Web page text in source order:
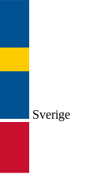
Sverige